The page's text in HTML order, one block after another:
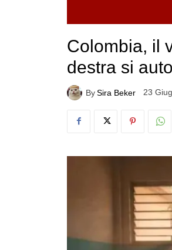
Colombia, il
destra si
BySira Beker 23